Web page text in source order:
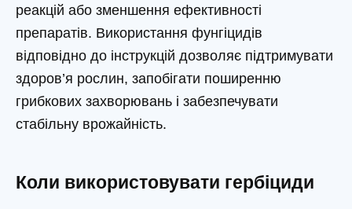
реакцій або зменшення ефективності
препаратів. Використання фунгіцидів
відповідно до інструкцій дозволяє підтримувати
здоров’я рослин, запобігати поширенню
грибкових захворювань і забезпечувати
стабільну врожайність.
Коли використовувати гербіциди